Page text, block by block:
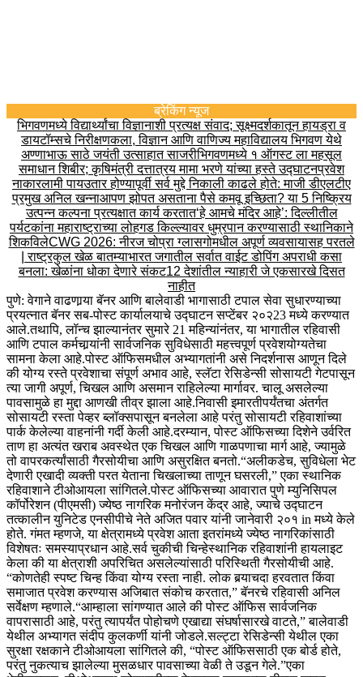
ब्रेकिंग न्यूज
भिगवणमध्ये विद्यार्थ्यांचा विज्ञानाशी प्रत्यक्ष संवाद; सूक्ष्मदर्शकातून हायड्रा व
डायटॉम्सचे निरीक्षणकला, विज्ञान आणि वाणिज्य महाविद्यालय भिगवण येथे
अण्णाभाऊ साठे जयंती उत्साहात साजरीभिगवणमध्ये १ ऑगस्ट ला महसूल
समाधान शिबीर; कृषिमंत्री दत्तात्रय मामा भरणे यांच्या हस्ते उद्घाटनप्रवेश
नाकारलामी पायउतार होण्यापूर्वी सर्व मुद्दे निकाली काढले होते: माजी डीएलटीए
प्रमुख अनिल खन्नाआपण झोपत असताना पैसे कमवू इच्छिता? या 5 निष्क्रिय
उत्पन्न कल्पना प्रत्यक्षात कार्य करतात‘हे आमचे मंदिर आहे’: दिल्लीतील
पर्यटकांना महाराष्ट्राच्या लोहगड किल्ल्यावर धुम्रपान करण्यासाठी स्थानिकाने
शिकविलेCWG 2026: नीरज चोप्रा ग्लासगोमधील अपूर्ण व्यवसायासह परतले
| राष्ट्रकुल खेळ बातम्याभारत जगातील सर्वात वाईट डोपिंग अपराधी कसा
बनला: खेळांना धोका देणारे संकट12 देशांतील न्याहारी जे एकसारखे दिसत
नाहीत
पुणे: वेगाने वाढणार्‍या बॅनर आणि बालेवाडी भागासाठी टपाल सेवा सुधारण्याच्या
प्रयत्नात बॅनर सब-पोस्ट कार्यालयाचे उद्घाटन सप्टेंबर २०२23 मध्ये करण्यात
आले.तथापि, लॉन्च झाल्यानंतर सुमारे 21 महिन्यांनंतर, या भागातील रहिवासी
आणि टपाल कर्मचार्‍यांनी सार्वजनिक सुविधेसाठी महत्त्वपूर्ण प्रवेशयोग्यतेचा
सामना केला आहे.पोस्ट ऑफिसमधील अभ्यागतांनी असे निदर्शनास आणून दिले
की योग्य रस्ते प्रवेशाचा संपूर्ण अभाव आहे, स्लॅटा रेसिडेन्सी सोसायटी गेटपासून
त्या जागी अपूर्ण, चिखल आणि असमान राहिलेल्या मार्गावर. चालू असलेल्या
पावसामुळे हा मुद्दा आणखी तीव्र झाला आहे.निवासी इमारतीपर्यंतचा अंतर्गत
सोसायटी रस्ता पेव्हर ब्लॉक्सपासून बनलेला आहे परंतु सोसायटी रहिवाशांच्या
पार्क केलेल्या वाहनांनी गर्दी केली आहे.दरम्यान, पोस्ट ऑफिसच्या दिशेने उर्वरित
ताण हा अत्यंत खराब अवस्थेत एक चिखल आणि गाळपणाचा मार्ग आहे, ज्यामुळे
तो वापरकर्त्यांसाठी गैरसोयीचा आणि असुरक्षित बनतो.“अलीकडेच, सुविधेला भेट
देणारी एखादी व्यक्ती परत येताना चिखलाच्या ताणून घसरली,” एका स्थानिक
रहिवाशाने टीओआयला सांगितले.पोस्ट ऑफिसच्या आवारात पुणे म्युनिसिपल
कॉर्पोरेशन (पीएमसी) ज्येष्ठ नागरिक मनोरंजन केंद्र आहे, ज्याचे उद्घाटन
तत्कालीन युनिटेड एनसीपीचे नेते अजित पवार यांनी जानेवारी २०१ in मध्ये केले
होते. गंमत म्हणजे, या क्षेत्रामध्ये प्रवेश आता इतरांमध्ये ज्येष्ठ नागरिकांसाठी
विशेषतः समस्याप्रधान आहे.सर्व चुकीची चिन्हेस्थानिक रहिवाशांनी हायलाइट
केला की या क्षेत्राशी अपरिचित असलेल्यांसाठी परिस्थिती गैरसोयीची आहे.
“कोणतेही स्पष्ट चिन्ह किंवा योग्य रस्ता नाही. लोक बर्‍याचदा हरवतात किंवा
समाजात प्रवेश करण्यास अजिबात संकोच करतात,” बॅनरचे रहिवासी अनिल
सर्वेक्षण म्हणाले.“आम्हाला सांगण्यात आले की पोस्ट ऑफिस सार्वजनिक
वापरासाठी आहे, परंतु त्यापर्यंत पोहोचणे एखाद्या संघर्षासारखे वाटते,” बालेवाडी
येथील अभ्यागत संदीप कुलकर्णी यांनी जोडले.सल्ट्टा रेसिडेन्सी येथील एका
सुरक्षा रक्षकाने टीओआयला सांगितले की, “पोस्ट ऑफिससाठी एक बोर्ड होते,
परंतु नुकत्याच झालेल्या मुसळधार पावसाच्या वेळी ते उडून गेले.”एका